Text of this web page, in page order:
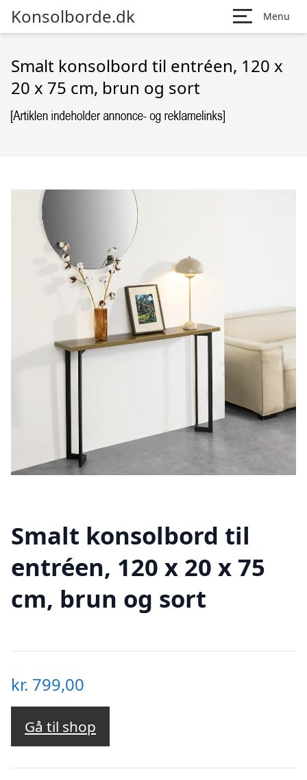
Konsolborde.dk Menu
Smalt konsolbord til entréen, 120 x
20 x 75 cm, brun og sort
Smalt konsolbord til
entréen, 120 x 20 x 75
cm, brun og sort
kr. 799,00
Gå til shop